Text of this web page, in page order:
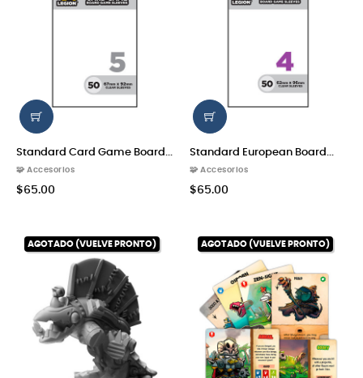
Standard Card Game Board...
🧩 Accesorios
$65.00
Standard European Board...
🧩 Accesorios
$65.00
AGOTADO (VUELVE PRONTO) AGOTADO (VUELVE PRONTO)